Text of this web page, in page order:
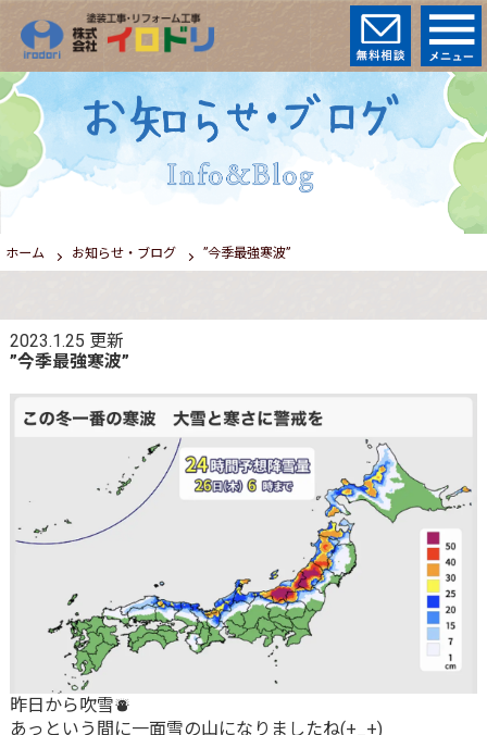
ホーム お知らせ・ブログ ”今季最強寒波”
2023.1.25 更新
”今季最強寒波”
昨日から吹雪⛇
あっという間に一面雪の山になりましたね(+_+)